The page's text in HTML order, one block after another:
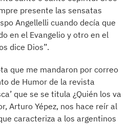
presente las sensatas
Angellelli cuando decía que
en el Evangelio y otro en el
dice Dios”.
que me mandaron por correo
de Humor de la revista
que se se titula ¿Quién los va
Arturo Yépez, nos hace reír al
caracteriza a los argentinos